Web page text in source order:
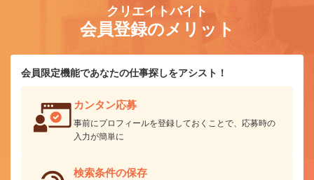
クリエイトバイト
会員登録のメリット
会員限定機能であなたの仕事探しをアシスト！
カンタン応募
事前にプロフィールを登録しておくことで、応募時の
入力が簡単に
検索条件の保存